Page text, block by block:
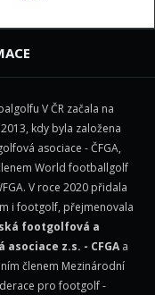
V ČR začala na
kdy byla založena
asociace - ČFGA,
World footballgolf
. V roce 2020 přidala
i footgolf, přejmenovala
footgolfová a
z.s. - CFGAa
členem Mezinárodní
pro footgolf -